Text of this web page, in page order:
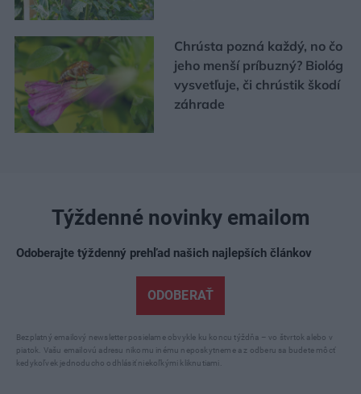
Chrústa pozná každý, no čo
jeho menší príbuzný? Biológ
vysvetľuje, či chrústik škodí
záhrade
Týždenné novinky emailom
Odoberajte týždenný prehľad našich najlepších článkov
ODOBERAŤ
Bezplatný emailový newsletter posielame obvykle ku koncu týždňa – vo štvrtok alebo v
piatok. Vašu emailovú adresu nikomu inému neposkytneme a z odberu sa budete môcť
kedykoľvek jednoducho odhlásiť niekoľkými kliknutiami.